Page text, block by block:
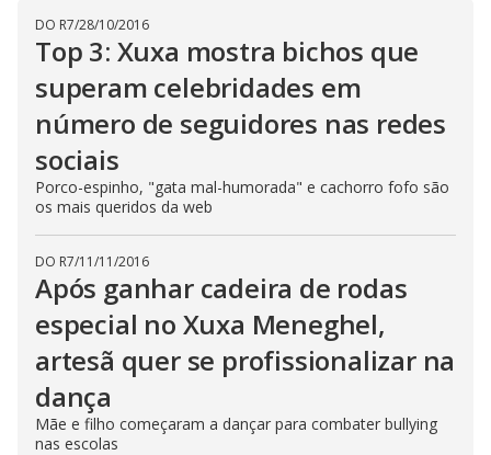
d
e
o
DO R7/28/10/2016
Top 3: Xuxa mostra bichos que
superam celebridades em
número de seguidores nas redes
sociais
Porco-espinho, "gata mal-humorada" e cachorro fofo são
os mais queridos da web
DO R7/11/11/2016
Após ganhar cadeira de rodas
especial no Xuxa Meneghel,
artesã quer se profissionalizar na
dança
Mãe e filho começaram a dançar para combater bullying
nas escolas